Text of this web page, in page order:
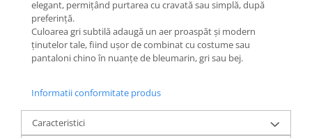
elegant, permițând purtarea cu cravată sau simplă, după
preferință.
Culoarea gri subtilă adaugă un aer proaspăt și modern
ținutelor tale, fiind ușor de combinat cu costume sau
pantaloni chino în nuanțe de bleumarin, gri sau bej.
Informatii conformitate produs
Caracteristici